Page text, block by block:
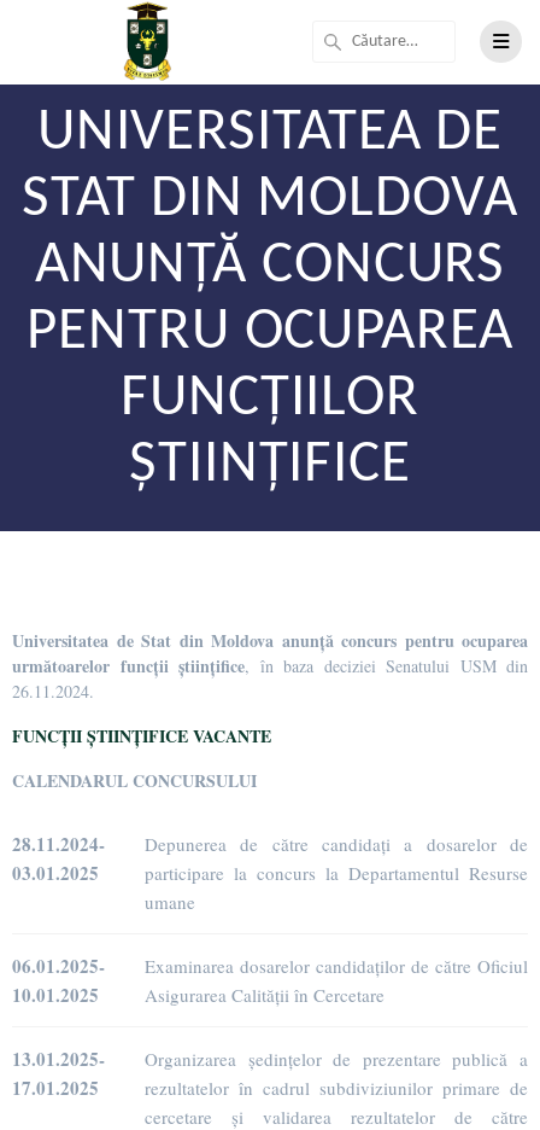
UNIVERSITATEA DE
STAT DIN MOLDOVA
ANUNȚĂ CONCURS
PENTRU OCUPAREA
FUNCȚIILOR
ȘTIINȚIFICE
Universitatea de Stat din Moldova anunță concurs pentru ocuparea
următoarelor funcții științifice, în baza deciziei Senatului USM din
26.11.2024.
FUNCȚII ȘTIINȚIFICE VACANTE
CALENDARULCONCURSULUI
28.11.2024-
03.01.2025
Depunerea de către candidați a dosarelor de
participare la concurs la Departamentul Resurse
umane
06.01.2025-
10.01.2025
Examinarea dosarelor candidaților de către Oficiul
Asigurarea Calității în Cercetare
13.01.2025-
17.01.2025
Organizarea ședințelor de prezentare publică a
rezultatelor în cadrul subdiviziunilor primare de
cercetare și validarea rezultatelor de către